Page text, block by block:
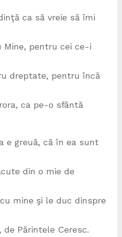
ca să vreie să îmi
Mine, pentru cei ce-i
dreptate, pentru încă
ca pe-o sfântă
e greuă, că în ea sunt
din o mie de
mine şi le duc dinspre
Părintele Ceresc.